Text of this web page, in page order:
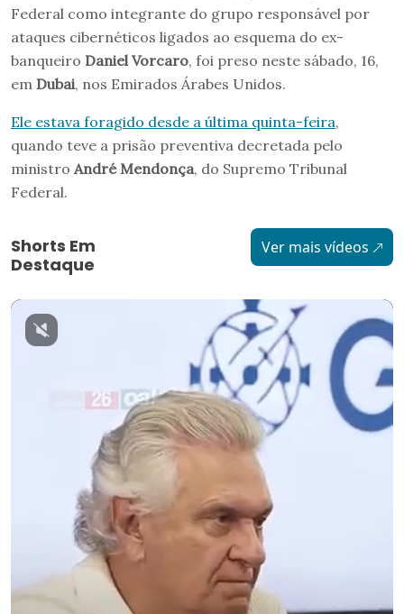
Federal como integrante do grupo responsável por
ataques cibernéticos ligados ao esquema do ex-
banqueiro Daniel Vorcaro, foi preso neste sábado, 16,
em Dubai, nos Emirados Árabes Unidos.
Ele estava foragido desde a última quinta-feira,
quando teve a prisão preventiva decretada pelo
ministro André Mendonça, do Supremo Tribunal
Federal.
Shorts Em
Destaque
Ver mais vídeos